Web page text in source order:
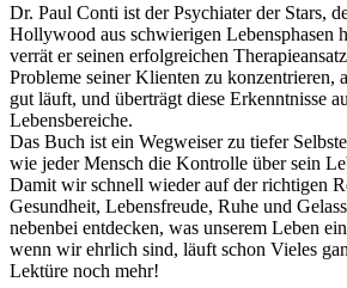
Dr. Paul Conti ist der Psychiater der Stars,
Hollywood aus schwierigen Lebensphasen
verrät er seinen erfolgreichen
Probleme seiner Klienten zu konzentrieren,
gut läuft, und überträgt diese Erkenntnisse
Lebensbereiche.
Das Buch ist ein Wegweiser zu tiefer
wie jeder Mensch die Kontrolle über sein
Damit wir schnell wieder auf der richtigen
Gesundheit, Lebensfreude, Ruhe und
nebenbei entdecken, was unserem Leben
wenn wir ehrlich sind, läuft schon Vieles
Lektüre noch mehr!